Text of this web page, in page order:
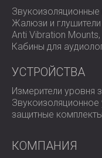
Жалюзи и глушители
Anti Vibration
Кабины для
УСТРОЙСТВА
Измерители уровня
защитные комплекты
КОМПАНИЯ